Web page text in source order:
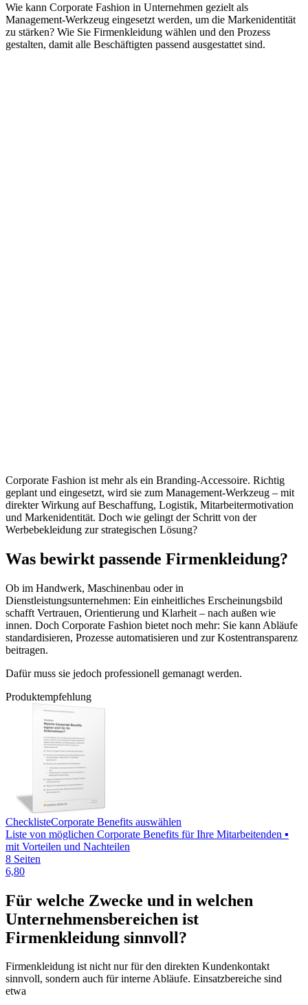
Wie kann Corporate Fashion in Unternehmen gezielt als
Management-Werkzeug eingesetzt werden, um die Markenidentität
zu stärken? Wie Sie Firmenkleidung wählen und den Prozess
gestalten, damit alle Beschäftigten passend ausgestattet sind.
Corporate Fashion ist mehr als ein Branding-Accessoire. Richtig
geplant und eingesetzt, wird sie zum Management-Werkzeug – mit
direkter Wirkung auf Beschaffung, Logistik, Mitarbeitermotivation
und Markenidentität. Doch wie gelingt der Schritt von der
Werbebekleidung zur strategischen Lösung?
Was bewirkt passende Firmenkleidung?
Ob im Handwerk, Maschinenbau oder in
Dienstleistungsunternehmen: Ein einheitliches Erscheinungsbild
schafft Vertrauen, Orientierung und Klarheit – nach außen wie
innen. Doch Corporate Fashion bietet noch mehr: Sie kann Abläufe
standardisieren, Prozesse automatisieren und zur Kostentransparenz
beitragen.
Dafür muss sie jedoch professionell gemanagt werden.
Produktempfehlung
ChecklisteCorporate Benefits auswählen
Liste von möglichen Corporate Benefits für Ihre Mitarbeitenden ▪
mit Vorteilen und Nachteilen
8 Seiten
6,80
Für welche Zwecke und in welchen
Unternehmensbereichen ist
Firmenkleidung sinnvoll?
Firmenkleidung ist nicht nur für den direkten Kundenkontakt
sinnvoll, sondern auch für interne Abläufe. Einsatzbereiche sind
etwa